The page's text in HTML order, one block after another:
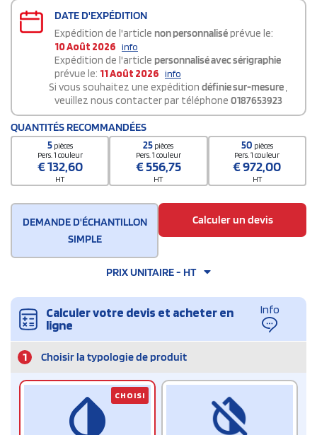
DATE D'EXPÉDITION
Expédition de l'article non personnaliséprévue le:
10 Août 2026 info
Expédition de l'article personnalisé avec sérigraphie
prévue le: 11 Août 2026 info
Si vous souhaitez une expédition définie sur-mesure,
veuillez nous contacter par téléphone 0187653923
QUANTITÉS RECOMMANDÉES
5 pièces
Pers. 1 couleur
€132,60
HT
25 pièces
Pers. 1 couleur
€556,75
HT
50 pièces
Pers. 1 couleur
€972,00
HT
DEMANDE D'ÉCHANTILLON
SIMPLE
Calculer un devis
PRIX UNITAIRE - HT
Calculer votre devis et acheter en
ligne
Info
1 Choisir la typologie de produit
CHOISI